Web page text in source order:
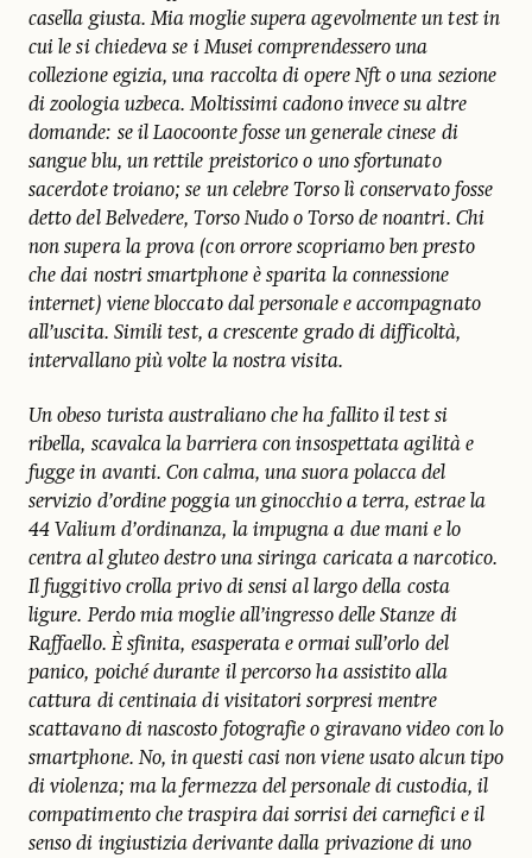
casella giusta. Mia moglie supera agevolmente un test in
cui le si chiedeva se i Musei comprendessero una
collezione egizia, una raccolta di opere Nft o una sezione
di zoologia uzbeca. Moltissimi cadono invece su altre
domande: se il Laocoonte fosse un generale cinese di
sangue blu, un rettile preistorico o uno sfortunato
sacerdote troiano; se un celebre Torso lì conservato fosse
detto del Belvedere, Torso Nudo o Torso de noantri. Chi
non supera la prova (con orrore scopriamo ben presto
che dai nostri smartphone è sparita la connessione
internet) viene bloccato dal personale e accompagnato
all’uscita. Simili test, a crescente grado di difficoltà,
intervallano più volte la nostra visita.
Un obeso turista australiano che ha fallito il test si
ribella, scavalca la barriera con insospettata agilità e
fugge in avanti. Con calma, una suora polacca del
servizio d’ordine poggia un ginocchio a terra, estrae la
44 Valium d’ordinanza, la impugna a due mani e lo
centra al gluteo destro una siringa caricata a narcotico.
Il fuggitivo crolla privo di sensi al largo della costa
ligure. Perdo mia moglie all’ingresso delle Stanze di
Raffaello. È sfinita, esasperata e ormai sull’orlo del
panico, poiché durante il percorso ha assistito alla
cattura di centinaia di visitatori sorpresi mentre
scattavano di nascosto fotografie o giravano video con lo
smartphone. No, in questi casi non viene usato alcun tipo
di violenza; ma la fermezza del personale di custodia, il
compatimento che traspira dai sorrisi dei carnefici e il
senso di ingiustizia derivante dalla privazione di uno